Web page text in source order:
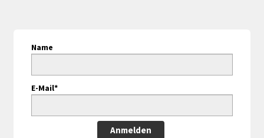
Name
E-Mail*
Anmelden